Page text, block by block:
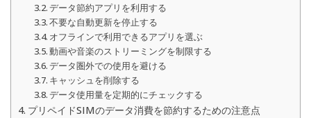
データ節約アプリを利用する
不要な自動更新を停止する
オフラインで利用できるアプリを選ぶ
動画や音楽のストリーミングを制限する
データ圏外での使用を避ける
キャッシュを削除する
データ使用量を定期的にチェックする
プリペイドSIMのデータ消費を節約するための注意点